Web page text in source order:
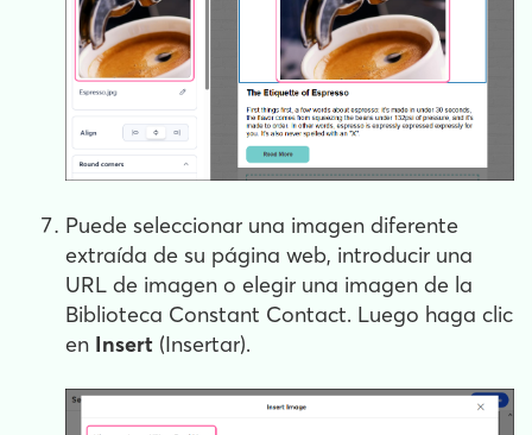
Puede seleccionar una imagen diferente
extraída de su página web, introducir una
URL de imagen o elegir una imagen de la
Biblioteca Constant Contact. Luego haga clic
en Insert (Insertar).